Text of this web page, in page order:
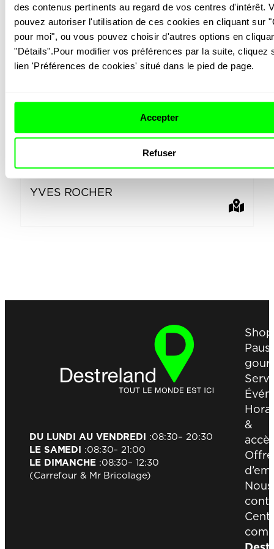
des contenus pertinents au regard de vos centres d'intérêt.
pouvez autoriser l'utilisation de ces cookies en cliquant sur
pour moi", ou vous pouvez choisir d'autres options en
"Détails".Pour modifier vos préférences par la suite, cliquez
lien 'Préférences de cookies' situé dans le pied de page.
Accepter
Refuser
Vous aimerez peut-
être…
YVES ROCHER
DU LUNDI AU VENDREDI :08:30– 20:30
LE SAMEDI :08:30– 21:00
LE DIMANCHE:08:30– 12:30
(Carrefour & Mr Bricolage)
&
Nous